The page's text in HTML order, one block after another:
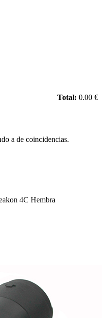
Total: 0.00 €
a de coincidencias.
4C Hembra